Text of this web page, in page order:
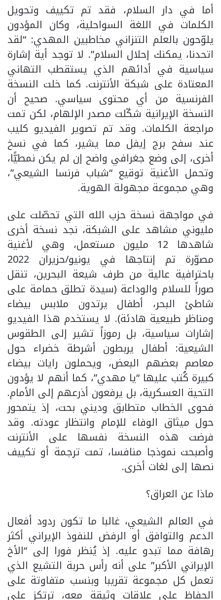
أما في دار السلام، فقد تم تكييف وتحويل
الكلمات في اللغة السواحلية، وكان المؤدون
يلوّحون بالعلم التنزاني مخاطبين المهدي: “لقد
اتحدنا، يمكنك إحلال السلام”. لا توجد أية إشارة
سياسية في أدائهم الذي يستقطب التهاني
المعتادة على شبكة الأنترنت. كما خلت النسخة
الفرنسية من أي محتوى سياسي. صحيح أن
النسخة الإيرانية شكّلت مصدر الإلهام، لكن تمت
مراجعة الكلمات. وقد تم تصوير الفيديو كليب
عند سفح برج إيفل مما يشير، كما في نسخ
أخرى، إلى وضع جغرافي واضح إن لم يكن نمطيًّا،
وتحمل الأغنية توقيع “شباب فرنسا الشيعي”،
وهي مجموعة مجهولة الهوية.
في مواجهة نسخة حزب الله التي تحصّلت على
مليوني مشاهد على الشبكة، نجد نسخة أخرى
شاهدها 12 مليون مستعمل، وهي لأغنية
مصوّرة تم إنتاجها في يونيو/حزيران 2022
باحترافية عالية من طرف شيعة البحرين، تنقل
صوراً للسلام والوداعة (سيدة تطلق حمامة على
شاطئ البحر، أطفال يرتدون ملابس بيضاء
ومناظر طبيعية هادئة). لا يستخدم هذا الفيديو
إشارات سياسية، بل رموزاً تشير إلى الطقوس
الشيعية: أطفال يربطون أشرطة خضراء حول
معاصم بعضهم البعض، ويحملون رايات بيضاء
كبيرة كُتب عليها “يا مهدي”، كما أنهم لا يؤدون
التحية العسكرية، بل يرفعون أذرعهم إلى الأمام.
فحوى الخطاب متطابق وديني بحت، إذ يتمحور
حول ميثاق الوفاء للإمام وانتظار عودته. وقد
فرضت هذه النسخة نفسها على الأنترنت
وأصبحت نموذجا منافسا، تمت ترجمة أو تكييف
نصها إلى لغات أخرى.
ماذا عن العراق؟
في العالم الشيعي، غالبا ما تكون ردود أفعال
الدعم والتوافق أو الرفض للنفوذ الإيراني أكثر
رهافة مما تبدو عليه. إذ يُنظر فورا إلى “الأخ
الإيراني الأكبر” على أنه رأس حربة التشيع الذي
تعمل كل مجموعة تقريبا وبنسب متفاوتة على
الحفاظ على علاقات وثيقة معه، ترتكز على